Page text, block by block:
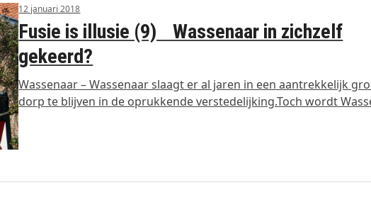
12 januari 2018
Fusie is illusie (9) Wassenaar in zichzelf
gekeerd?
Wassenaar – Wassenaar slaagt er al jaren in een aantrekkelijk
dorp te blijven in de oprukkende verstedelijking.Toch wordt